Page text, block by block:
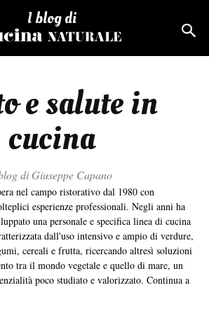
I blog di
e salute in
cucina
di Giuseppe Capano
nel campo ristorativo dal 1980 con
esperienze professionali. Negli anni ha
una personale e specifica linea di cucina
dall'uso intensivo e ampio di verdure,
cereali e frutta, ricercando altresì soluzioni
tra il mondo vegetale e quello di mare, un
poco studiato e valorizzato. Continua a